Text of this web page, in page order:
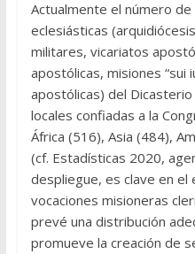
Actualmente el número de
eclesiásticas
militares, vicariatos
apostólicas, misiones “sui
apostólicas) del
locales confiadas a la
África (516), Asia (484),
(cf. Estadísticas 2020,
despliegue, es clave en
vocaciones misioneras
prevé una distribución
promueve la creación de